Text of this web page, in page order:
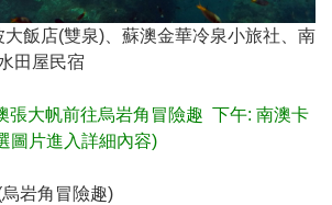
飯店(雙泉)、蘇澳金華冷泉小旅社、南
田屋民宿
張大帆前往烏岩角冒險趣 下午: 南澳卡
圖片進入詳細內容)
岩角冒險趣)